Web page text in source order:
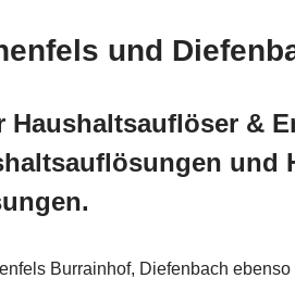
und
&
Burrainhof, Diefenbach